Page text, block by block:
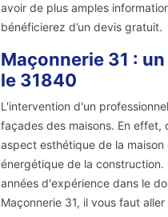
avoir de plus amples
bénéficierez d’un devis gratuit.
Maçonnerie 31 :
le 31840
L'intervention d'un
façades des maisons. En
aspect esthétique de la maison
énergétique de la construction.
années d'expérience dans le
Maçonnerie 31, il vous faut